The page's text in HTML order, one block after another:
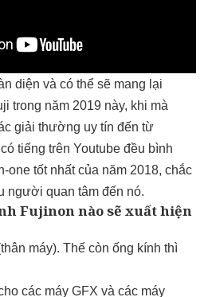
diện và có thể sẽ mang lại
trong năm 2019 này, khi mà
giải thường uy tín đến từ
tiếng trên Youtube đều bình
one tốt nhất của năm 2018, chắc
người quan tâm đến nó.
Fujinon nào sẽ xuất hiện
máy). Thế còn ống kính thì
các máy GFX và các máy